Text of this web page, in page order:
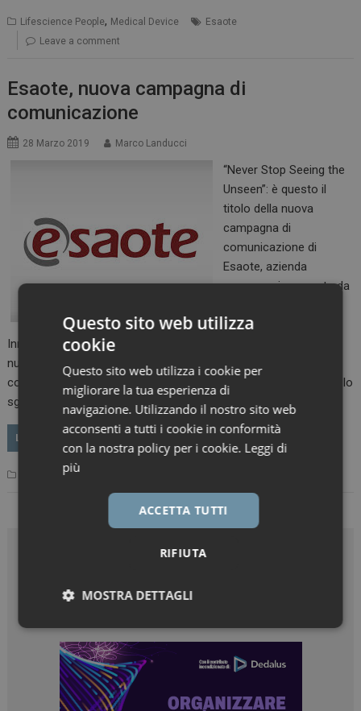
Lifescience People, Medical Device
Esaote
Leave a comment
Esaote, nuova campagna di
comunicazione
28 Marzo 2019 Marco Landucci
“Never Stop Seeing the
Unseen”: è questo il
titolo della nuova
campagna di
comunicazione di
Esaote, azienda
genovese impegnata da
diagnostico.
Innovazione, tecnologia, ricerca e sviluppo sono i pilastri del
nuovo concept, che vede l’uomo al centro e il corpo umano
come custodia di un universo sistemico da esplorare, che solo lo
sguardo attento del medico e strumenti…
LEGGI
Medical Device
Questo sito web utilizza
cookie
Questo sito web utilizza i cookie per
migliorare la tua esperienza di
navigazione. Utilizzando il nostro sito web
acconsenti a tutti i cookie in conformità
con la nostra policy per i cookie. Leggi di
più
ACCETTA TUTTI
RIFIUTA
MOSTRA DETTAGLI
Necessari Marketing